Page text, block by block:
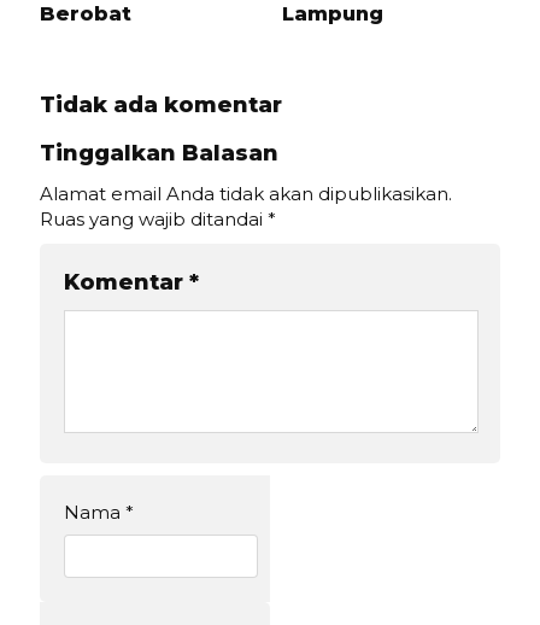
Berobat
Lampung
Tidak ada komentar
Tinggalkan Balasan
Alamat email Anda tidak akan dipublikasikan.
Ruas yang wajib ditandai *
Komentar *
Nama *